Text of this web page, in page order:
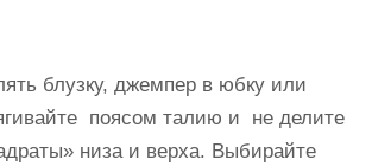
блузку, джемпер в юбку или
поясом талию и не делите
низа и верха. Выбирайте